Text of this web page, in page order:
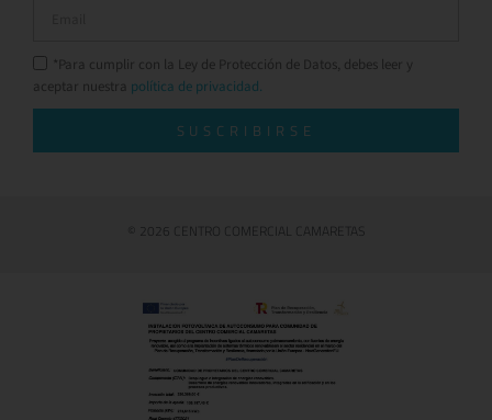
*Para cumplir con la Ley de Protección de Datos, debes leer y
aceptar nuestra política de privacidad.
SUSCRIBIRSE
© 2026 CENTRO COMERCIAL CAMARETAS